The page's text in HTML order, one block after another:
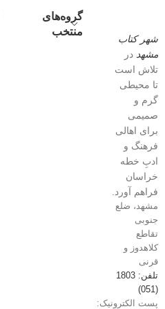
شهر کتاب
مشهد در
تلاش است
تا محیطی
گرم و
صمیمی
برای اهالی
فرهنگ و
ادبِ خطه
خراسان
فراهم آورد.
مشهد، ضلع
جنوبی
تقاطع
کلاهدوز و
قرنی
تلفن: 1803
(051)
پست الکترونیک:
گروه‌های
منتخب